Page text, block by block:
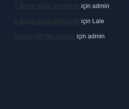
2 Belge Nasıl Birleştirilir için admin
2 Belge Nasıl Birleştirilir için Lale
Baskın Alel Ne Demek için admin